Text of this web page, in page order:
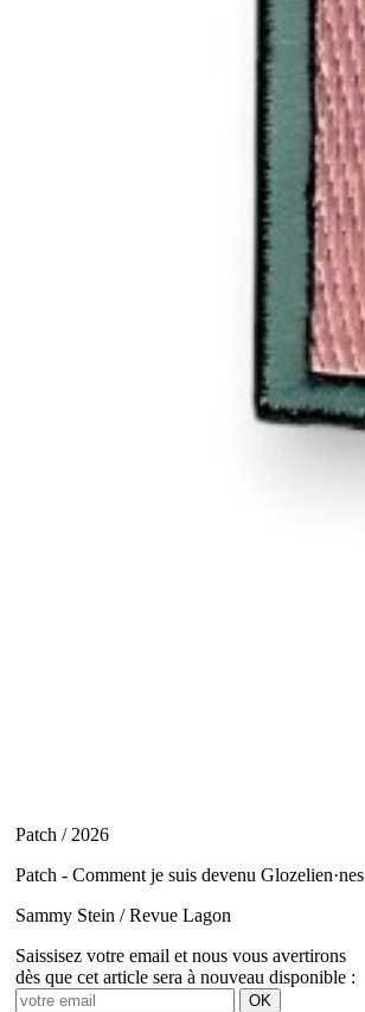
Patch / 2026
Patch - Comment je suis devenu Glozelien·nes
Sammy Stein / Revue Lagon
Saissisez votre email et nous vous avertirons
dès que cet article sera à nouveau disponible :
OK